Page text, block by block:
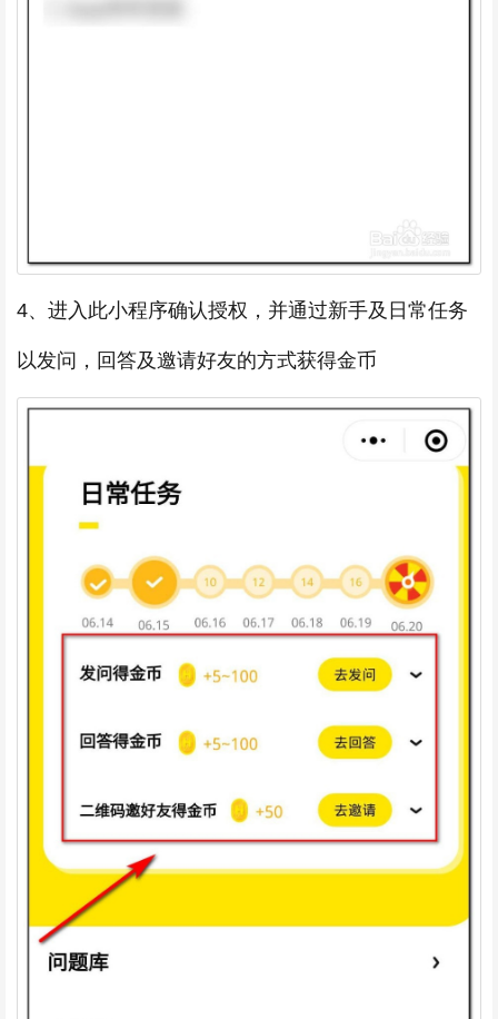
4、进入此小程序确认授权，并通过新手及日常任务
以发问，回答及邀请好友的方式获得金币